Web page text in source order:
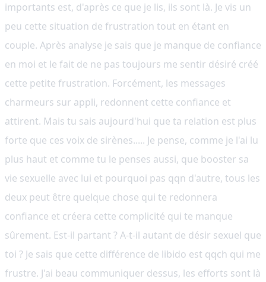
importants est, d'après ce que je lis, ils sont là. Je vis un
peu cette situation de frustration tout en étant en
couple. Après analyse je sais que je manque de confiance
en moi et le fait de ne pas toujours me sentir désiré créé
cette petite frustration. Forcément, les messages
charmeurs sur appli, redonnent cette confiance et
attirent. Mais tu sais aujourd'hui que ta relation est plus
forte que ces voix de sirènes..... Je pense, comme je l'ai lu
plus haut et comme tu le penses aussi, que booster sa
vie sexuelle avec lui et pourquoi pas qqn d'autre, tous les
deux peut être quelque chose qui te redonnera
confiance et créera cette complicité qui te manque
sûrement. Est-il partant ? A-t-il autant de désir sexuel que
toi ? Je sais que cette différence de libido est qqch qui me
frustre. J'ai beau communiquer dessus, les efforts sont là